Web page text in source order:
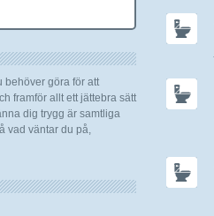
behöver göra för att
framför allt ett jättebra sätt
dig trygg är samtliga
vad väntar du på,